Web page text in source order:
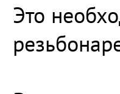
Это